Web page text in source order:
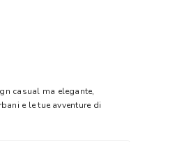
casual ma elegante,
e le tue avventure di